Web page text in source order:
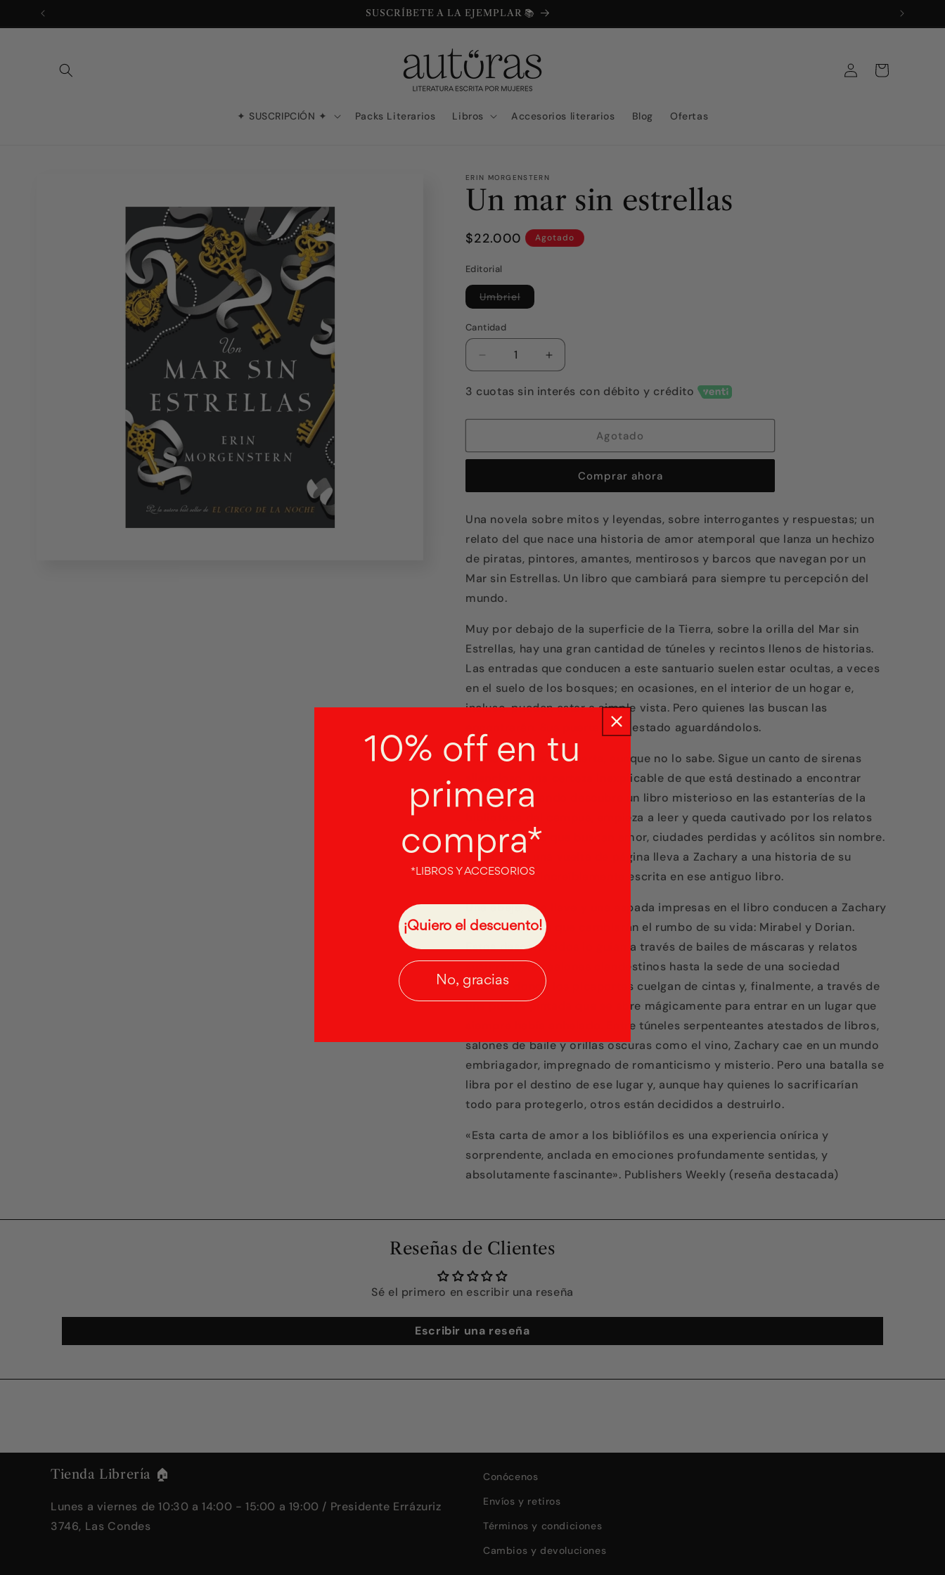
directamente
al contenido
SUSCRÍBETE A LA EJEMPLAR 📚
✦ SUSCRIPCIÓN ✦ Packs Literarios Libros Accesorios literarios Blog Ofertas
Iniciar
sesión
Carrito
ERIN MORGENSTERN
Un mar sin estrellas
Precio
$22.000 Agotado
Editorial
UmbrielVariante
agotada
disponible
Cantidad
Reducir
cantidad
para
mar
estrellas
Aumentar
cantidad
para
mar
estrellas
3 cuotas sin interés con débito y crédito
Agotado
Comprar ahora
Una novela sobre mitos y leyendas, sobre interrogantes y respuestas; un
relato del que nace una historia de amor atemporal que lanza un hechizo
de piratas, pintores, amantes, mentirosos y barcos que navegan por un
Mar sin Estrellas. Un libro que cambiará para siempre tu percepción del
mundo.
Muy por debajo de la superficie de la Tierra, sobre la orilla del Mar sin
Estrellas, hay una gran cantidad de túneles y recintos llenos de historias.
Las entradas que conducen a este santuario suelen estar ocultas, a veces
en el suelo de los bosques; en ocasiones, en el interior de un hogar e,
incluso, pueden estar a simple vista. Pero quienes las buscan las
encontrarán. Sus puertas han estado aguardándolos.
Zachary busca su puerta, aunque no lo sabe. Sigue un canto de sirenas
silencioso, una certeza inexplicable de que está destinado a encontrar
otro sitio. Cuando descubre un libro misterioso en las estanterías de la
biblioteca del campus, empieza a leer y queda cautivado por los relatos
de prisioneros que buscan amor, ciudades perdidas y acólitos sin nombre.
De repente, una vuelta de página lleva a Zachary a una historia de su
propia niñez, increíblemente escrita en ese antiguo libro.
Una abeja, una llave y una espada impresas en el libro conducen a Zachary
a dos personas que cambiarán el rumbo de su vida: Mirabel y Dorian.
Estos desconocidos lo guían a través de bailes de máscaras y relatos
susurrados en salones clandestinos hasta la sede de una sociedad
secreta, donde los picaportes cuelgan de cintas y, finalmente, a través de
una puerta pintada que se abre mágicamente para entrar en un lugar que
siempre había anhelado. Entre túneles serpenteantes atestados de libros,
salones de baile y orillas oscuras como el vino, Zachary cae en un mundo
embriagador, impregnado de romanticismo y misterio. Pero una batalla se
libra por el destino de ese lugar y, aunque hay quienes lo sacrificarían
todo para protegerlo, otros están decididos a destruirlo.
«Esta carta de amor a los bibliófilos es una experiencia onírica y
sorprendente, anclada en emociones profundamente sentidas, y
absolutamente fascinante». Publishers Weekly (reseña destacada)
Reseñas de Clientes
Sé el primero en escribir una reseña
Escribir una reseña
Tienda Librería 🏠
Lunes a viernes de 10:30 a 14:00 - 15:00 a 19:00 / Presidente Errázuriz
3746, Las Condes
Conócenos
Envíos y retiros
Términos y condiciones
Cambios y devoluciones
10% off en tu
primera
compra*
*LIBROS Y ACCESORIOS
¡Quiero el descuento!
No, gracias